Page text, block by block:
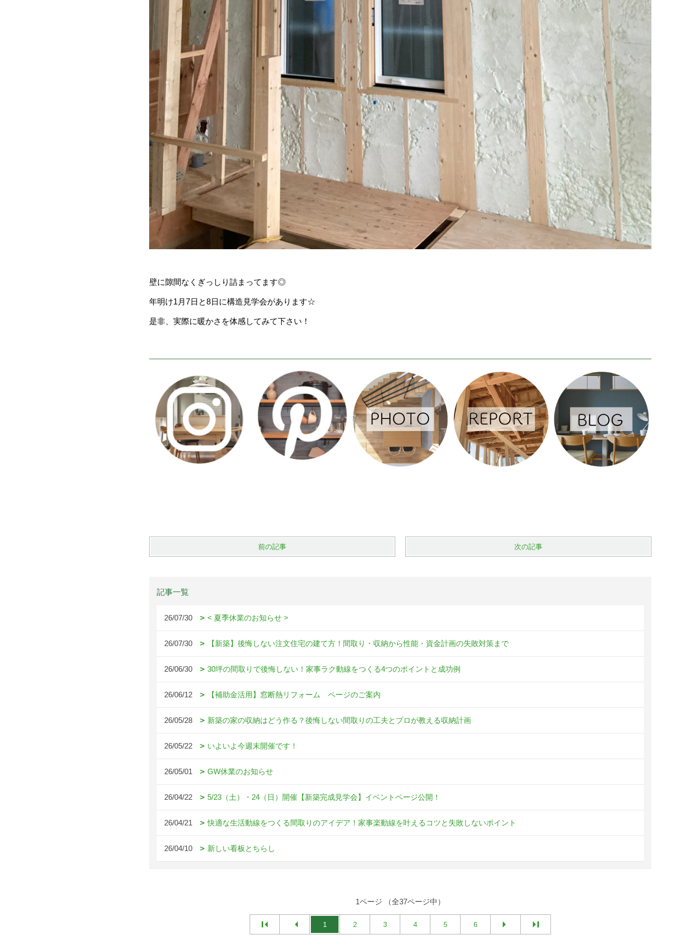
壁に隙間なくぎっしり詰まってます◎
年明け1月7日と8日に構造見学会があります☆
是非、実際に暖かさを体感してみて下さい！
前の記事 次の記事
記事一覧
26/07/30 < 夏季休業のお知らせ >
26/07/30 【新築】後悔しない注文住宅の建て方！間取り・収納から性能・資金計画の失敗対策まで
26/06/30 30坪の間取りで後悔しない！家事ラク動線をつくる4つのポイントと成功例
26/06/12 【補助金活用】窓断熱リフォーム ページのご案内
26/05/28 新築の家の収納はどう作る？後悔しない間取りの工夫とプロが教える収納計画
26/05/22 いよいよ今週末開催です！
26/05/01 GW休業のお知らせ
26/04/22 5/23（土）・24（日）開催【新築完成見学会】イベントページ公開！
26/04/21 快適な生活動線をつくる間取りのアイデア！家事楽動線を叶えるコツと失敗しないポイント
26/04/10 新しい看板とちらし
1ページ （全37ページ中）
1 2 3 4 5 6